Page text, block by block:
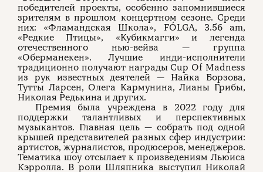
победителей проекты, особенно запомнившиеся
зрителям в прошлом концертном сезоне. Среди
них: «Фламандская Школа», FÓLGA, 3.56 am,
«Редкие Птицы», «Кубикмагги» и легенда
отечественного нью-вейва — группа
«Оберманекен». Лучшие инди-исполнители
традиционно получают награды Cup Of Madness
из рук известных деятелей — Найка Борзова,
Тутты Ларсен, Олега Кармунина, Лианы Грибы,
Николая Редькина и других.
Премия была учреждена в 2022 году для
поддержки талантливых и перспективных
музыкантов. Главная цель — собрать под одной
крышей представителей разных сфер индустрии:
артистов, журналистов, продюсеров, менеджеров.
Тематика шоу отсылает к произведениям Льюиса
Кэрролла. В роли Шляпника выступил Николай